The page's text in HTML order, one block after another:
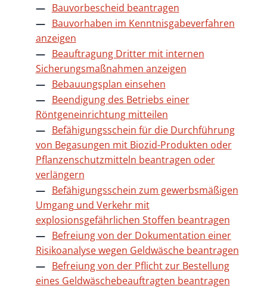
Bauvorbescheid beantragen
Bauvorhaben im Kenntnisgabeverfahren
anzeigen
Beauftragung Dritter mit internen
Sicherungsmaßnahmen anzeigen
Bebauungsplan einsehen
Beendigung des Betriebs einer
Röntgeneinrichtung mitteilen
Befähigungsschein für die Durchführung
von Begasungen mit Biozid-Produkten oder
Pflanzenschutzmitteln beantragen oder
verlängern
Befähigungsschein zum gewerbsmäßigen
Umgang und Verkehr mit
explosionsgefährlichen Stoffen beantragen
Befreiung von der Dokumentation einer
Risikoanalyse wegen Geldwäsche beantragen
Befreiung von der Pflicht zur Bestellung
eines Geldwäschebeauftragten beantragen